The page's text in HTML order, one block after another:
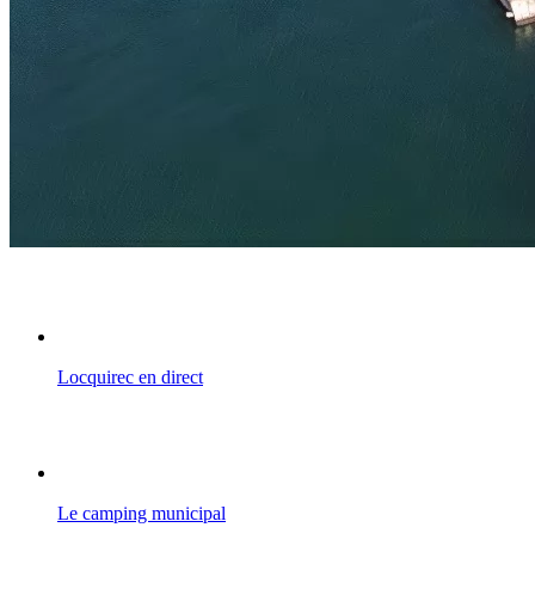
Locquirec en direct
Le camping municipal